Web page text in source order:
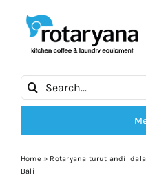
content
Search
for:
All Products
Home » Rotaryana turut andil
Bali